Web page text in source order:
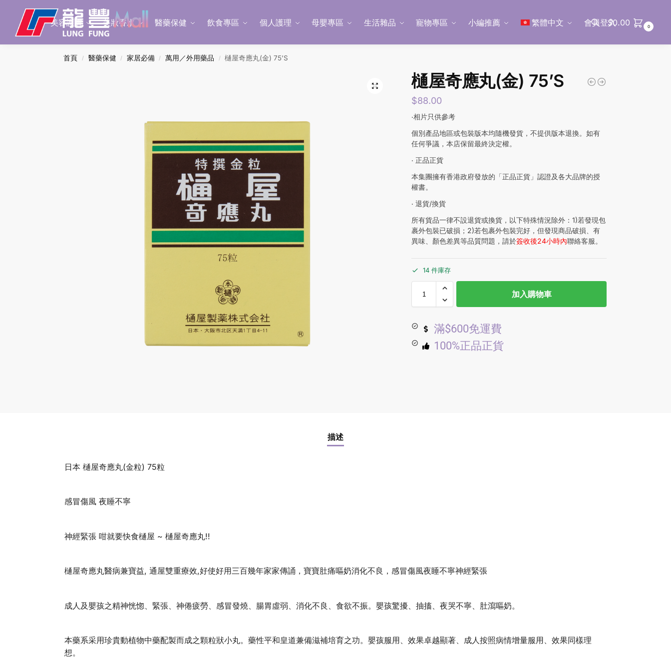
美容護膚 美妝香水 醫藥保健 飲食專區 個人護理 母嬰專區 生活雜品 寵物專區 小編推薦 繁體中文 會員登入
Search
$0.00 0
首頁 / 醫藥保健 / 家居必備 / 萬用／外用藥品 / 樋屋奇應丸(金) 75’S
樋屋奇應丸(金) 75’S
$88.00
‧相片只供參考
個別產品地區或包裝版本均隨機發貨，不提供版本退換。如有
任何爭議，本店保留最終決定權。
‧ 正品正貨
本集團擁有香港政府發放的「正品正貨」認證及各大品牌的授
權書。
‧ 退貨/換貨
所有貨品一律不設退貨或換貨，以下特殊情況除外：1)若發現包
裹外包裝已破損；2)若包裹外包裝完好，但發現商品破損、有
異味、顏色差異等品質問題，請於簽收後24小時內聯絡客服。
14 件庫存
加入購物車
滿$600免運費
100%正品正貨
描述
日本 樋屋奇應丸(金粒) 75粒
感冒傷風 夜睡不寧
神經緊張 咁就要快食樋屋 ~ 樋屋奇應丸!!
樋屋奇應丸醫病兼寶益, 通屋雙重療效,好使好用三百幾年家家傳誦，寶寶肚痛嘔奶消化不良，感冒傷風夜睡不寧神經緊張
成人及嬰孩之精神恍惚、緊張、神倦疲勞、感冒發燒、腸胃虛弱、消化不良、食欲不振。嬰孩驚擾、抽搐、夜哭不寧、肚瀉嘔奶。
本藥系采用珍貴動植物中藥配製而成之顆粒狀小丸。藥性平和皇道兼備滋補培育之功。嬰孩服用、效果卓越顯著、成人按照病情增量服用、效果同樣理
想。